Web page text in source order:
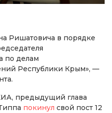
Ришатовича в порядке
по делам
Республики Крым», —
предыдущий глава
покинул свой пост 12